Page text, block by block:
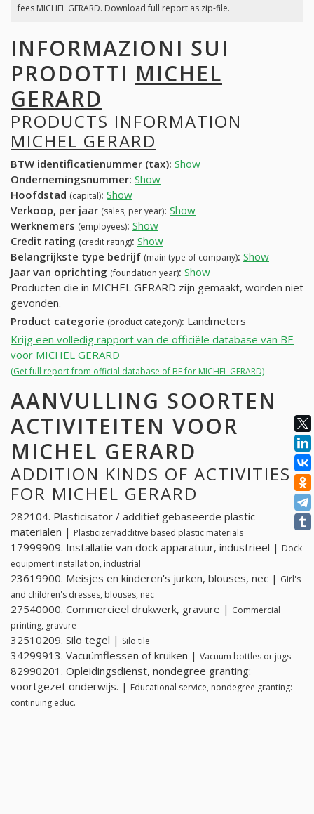
fees MICHEL GERARD. Download full report as zip-file.
INFORMAZIONI SUI
PRODOTTI MICHEL
GERARD
PRODUCTS INFORMATION
MICHEL GERARD
BTW identificatienummer (tax): Show
Ondernemingsnummer: Show
Hoofdstad (capital): Show
Verkoop, per jaar (sales, per year): Show
Werknemers (employees): Show
Credit rating (credit rating): Show
Belangrijkste type bedrijf (main type of company): Show
Jaar van oprichting (foundation year): Show
Producten die in MICHEL GERARD zijn gemaakt, worden niet
gevonden.
Product categorie (product category): Landmeters
Krijg een volledig rapport van de officiële database van BE
voor MICHEL GERARD
(Get full report from official database of BE for MICHEL GERARD)
AANVULLING SOORTEN
ACTIVITEITEN VOOR
MICHEL GERARD
ADDITION KINDS OF ACTIVITIES
FOR MICHEL GERARD
282104. Plasticisator / additief gebaseerde plastic
materialen | Plasticizer/additive based plastic materials
17999909. Installatie van dock apparatuur, industrieel | Dock
equipment installation, industrial
23619900. Meisjes en kinderen's jurken, blouses, nec | Girl's
and children's dresses, blouses, nec
27540000. Commercieel drukwerk, gravure | Commercial
printing, gravure
32510209. Silo tegel | Silo tile
34299913. Vacuümflessen of kruiken | Vacuum bottles or jugs
82990201. Opleidingsdienst, nondegree granting:
voortgezet onderwijs. | Educational service, nondegree granting:
continuing educ.